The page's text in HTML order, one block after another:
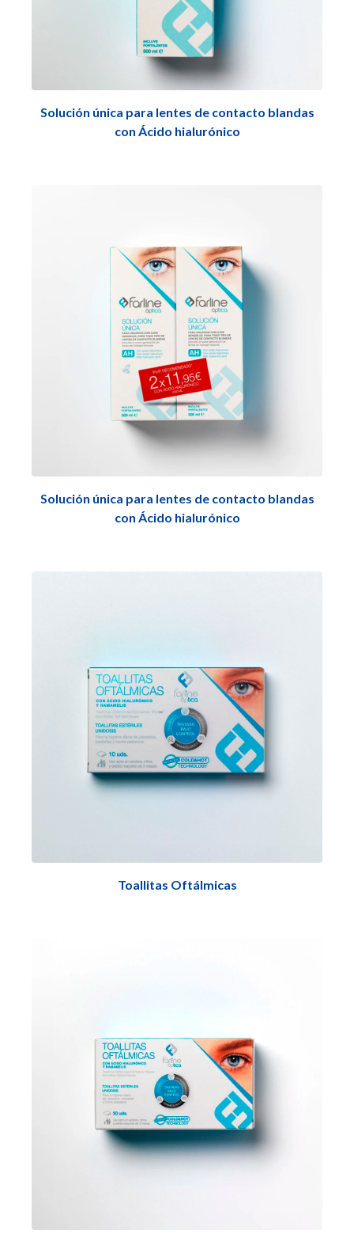
Solución única para lentes de contacto blandas
con Ácido hialurónico
Solución única para lentes de contacto blandas
con Ácido hialurónico
Toallitas Oftálmicas